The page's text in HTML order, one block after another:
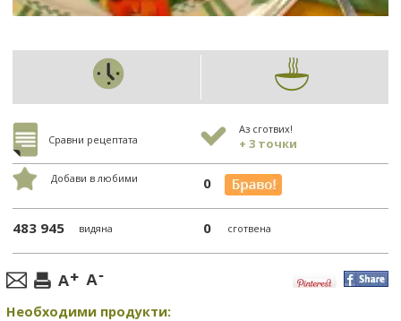
Сравни рецептата
Аз сготвих!
+ 3 точки
Добави в любими 0
483 945 видяна 0 сготвена
Необходими продукти: